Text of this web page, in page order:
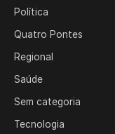
Política
Quatro Pontes
Regional
Saúde
Sem categoria
Tecnologia